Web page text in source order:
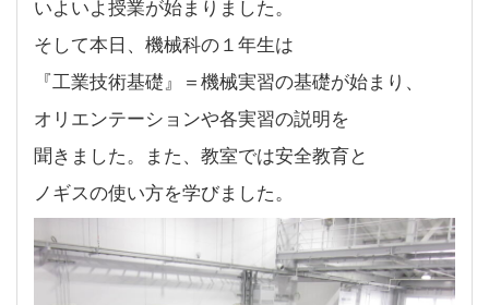
いよいよ授業が始まりました。
そして本日、機械科の１年生は
『工業技術基礎』＝機械実習の基礎が始まり、
オリエンテーションや各実習の説明を
聞きました。また、教室では安全教育と
ノギスの使い方を学びました。